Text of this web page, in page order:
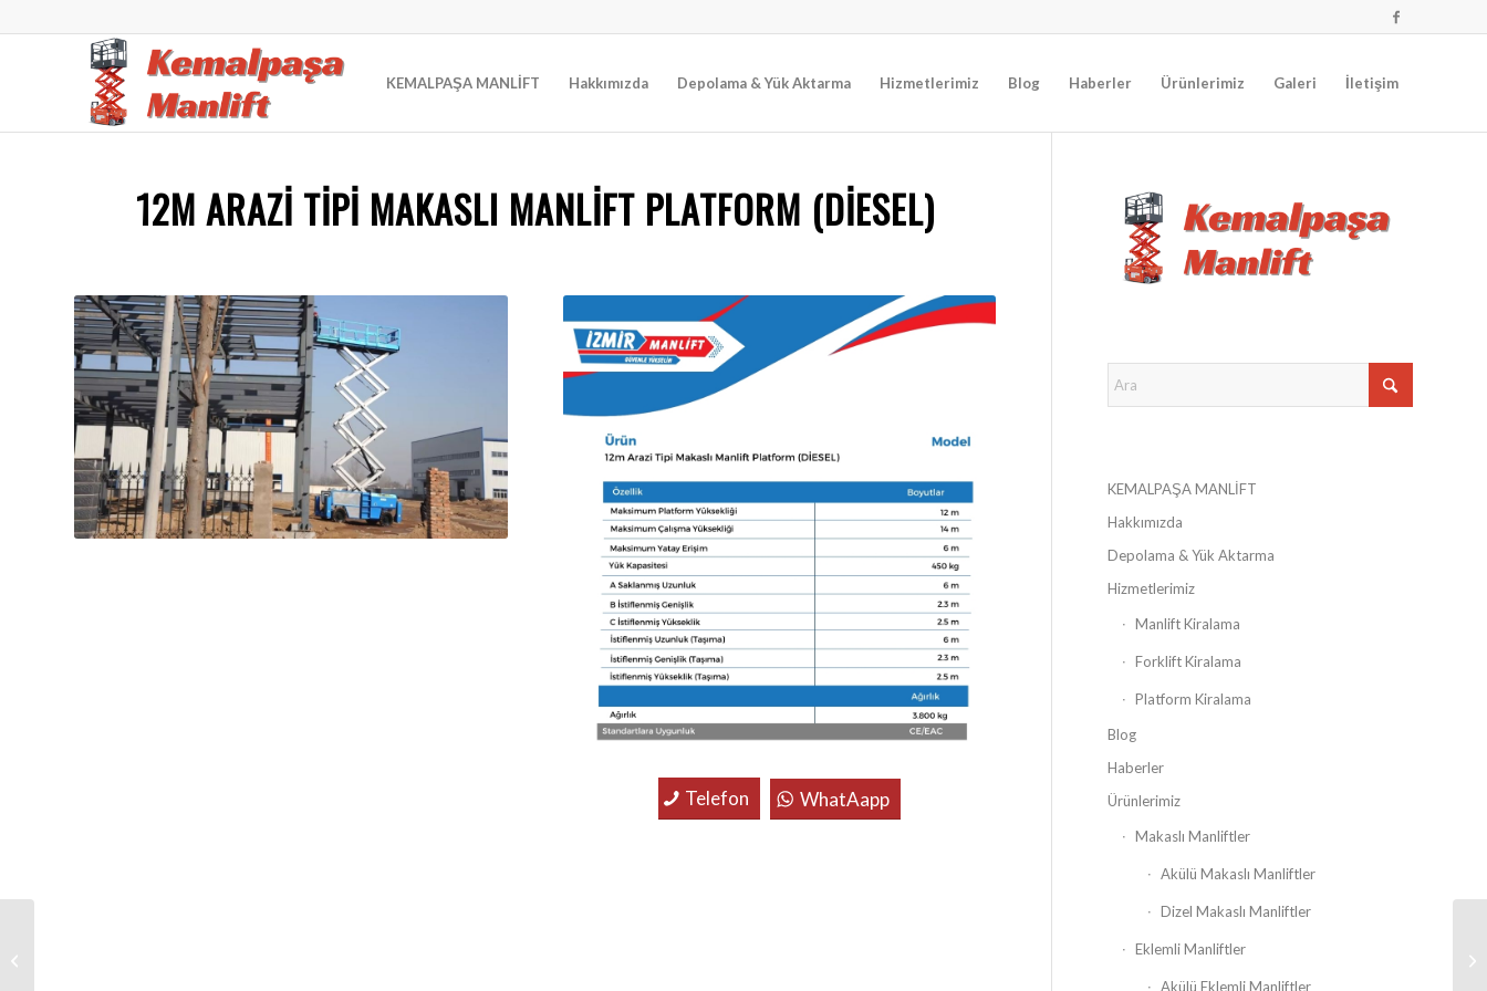
KEMALPAŞA MANLİFT Hakkımızda Depolama & Yük Aktarma Hizmetlerimiz Blog Haberler Ürünlerimiz Galeri İletişim
12M ARAZI TIPI MAKASLI MANLIFT PLATFORM (DİESEL)
Telefon WhatAapp
KEMALPAŞA MANLİFT
Hakkımızda
Depolama & Yük Aktarma
Hizmetlerimiz
Manlift Kiralama
Forklift Kiralama
Platform Kiralama
Blog
Haberler
Ürünlerimiz
Makaslı Manliftler
Akülü Makaslı Manliftler
Dizel Makaslı Manliftler
Eklemli Manliftler
Akülü Eklemli Manliftler